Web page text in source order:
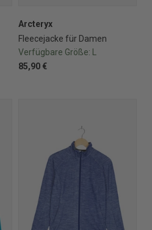
Arcteryx
Fleecejacke für Damen
Verfügbare Größe:
85,90 €